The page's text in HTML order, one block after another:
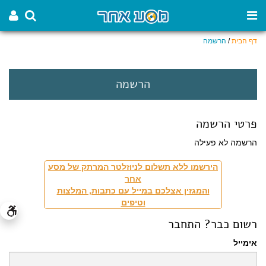
דף הבית/ הרשמה
הרשמה
פרטי הרשמה
הרשמה לא פעילה
הירשמו ללא תשלום לניוזלטר המרתק של מסע
אחר
והמגזין אצלכם במייל עם כתבות, המלצות
וטיפים
רשום כבר? התחבר
אימייל